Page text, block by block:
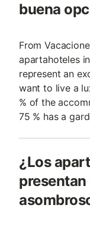
buena
From
apartahoteles
represent an
want to live a
% of the
75 % has a
¿Los